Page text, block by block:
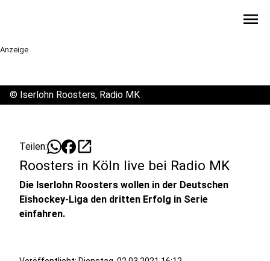
menu
Anzeige
© Iserlohn Roosters, Radio MK
Teilen: open_in_new
Roosters in Köln live bei Radio MK
Die Iserlohn Roosters wollen in der Deutschen
Eishockey-Liga den dritten Erfolg in Serie
einfahren.